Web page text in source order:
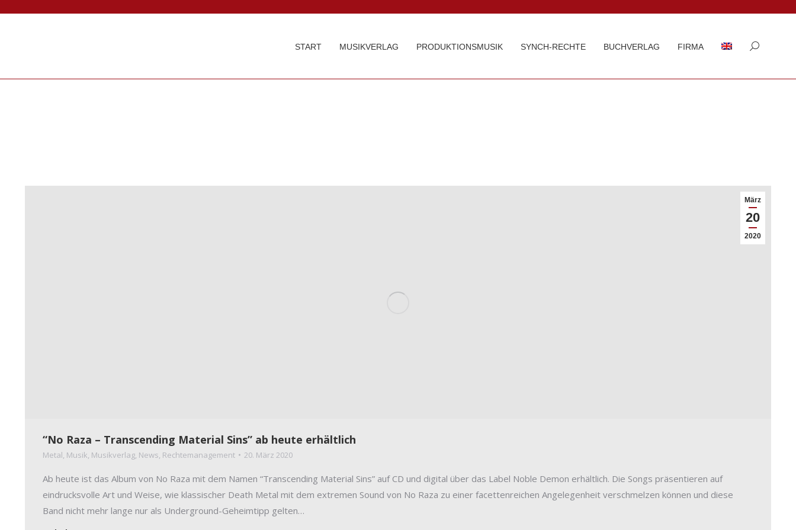
START MUSIKVERLAG PRODUKTIONSMUSIK SYNCH-RECHTE BUCHVERLAG FIRMA Search:
März
20
2020
“No Raza – Transcending Material Sins” ab heute erhältlich
Metal Musik Musikverlag News Rechtemanagement 20. März 2020
Ab heute ist das Album von No Raza mit dem Namen “Transcending Material Sins” auf CD und digital über das Label Noble Demon erhältlich. Die Songs präsentieren auf
eindrucksvolle Art und Weise, wie klassischer Death Metal mit dem extremen Sound von No Raza zu einer facettenreichen Angelegenheit verschmelzen können und diese
Band nicht mehr lange nur als Underground-Geheimtipp gelten…